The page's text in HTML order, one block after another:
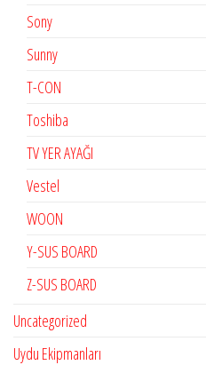
Sony
Sunny
T-CON
Toshiba
TV YER AYAĞI
Vestel
WOON
Y-SUS BOARD
Z-SUS BOARD
Uncategorized
Uydu Ekipmanları